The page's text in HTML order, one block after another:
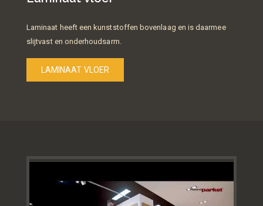
Laminaat heeft een kunststoffen bovenlaag en is daarmee
slijtvast en onderhoudsarm.
LAMINAAT VLOER